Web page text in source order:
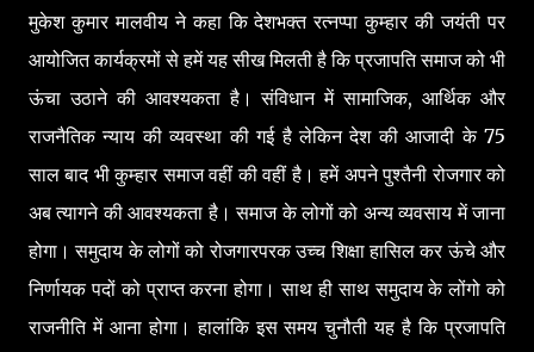
मुकेश कुमार मालवीय ने कहा कि देशभक्त रत्नप्पा कुम्हार की जयंती पर
आयोजित कार्यक्रमों से हमें यह सीख मिलती है कि प्रजापति समाज को भी
ऊंचा उठाने की आवश्यकता है। संविधान में सामाजिक, आर्थिक और
राजनैतिक न्याय की व्यवस्था की गई है लेकिन देश की आजादी के 75
साल बाद भी कुम्हार समाज वहीं की वहीं है। हमें अपने पुश्तैनी रोजगार को
अब त्यागने की आवश्यकता है। समाज के लोगों को अन्य व्यवसाय में जाना
होगा। समुदाय के लोगों को रोजगारपरक उच्च शिक्षा हासिल कर ऊंचे और
निर्णायक पदों को प्राप्त करना होगा। साथ ही साथ समुदाय के लोंगो को
राजनीति में आना होगा। हालांकि इस समय चुनौती यह है कि प्रजापति